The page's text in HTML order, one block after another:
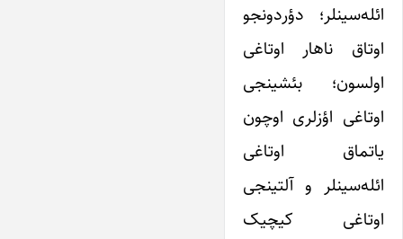
ائله‌سینلر؛ دؤردونجو
اوتاق ناهار اوتاغی
اولسون؛ بئشینجی
اوتاغی اؤزلری اوچون
یاتماق اوتاغی
ائله‌سینلر و آلتینجی
اوتاغی کیچیک